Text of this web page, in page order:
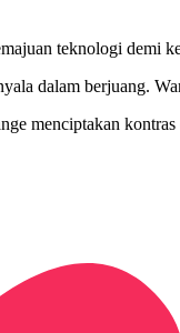
teknologi demi
dalam berjuang.
menciptakan kontras